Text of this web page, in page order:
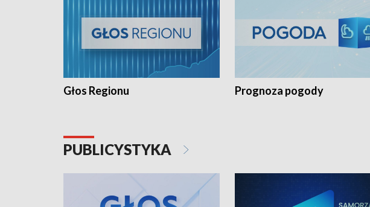
Głos Regionu Prognoza pogody
PUBLICYSTYKA